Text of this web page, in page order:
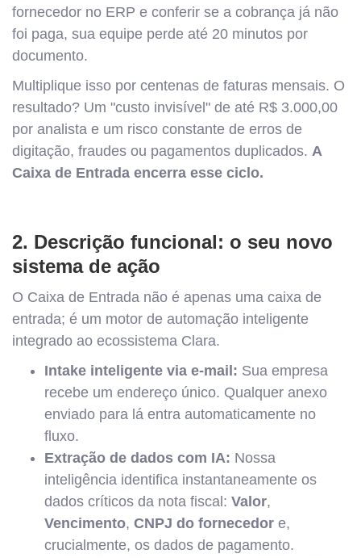
fornecedor no ERP e conferir se a cobrança já não
foi paga, sua equipe perde até 20 minutos por
documento.
Multiplique isso por centenas de faturas mensais. O
resultado? Um "custo invisível" de até R$ 3.000,00
por analista e um risco constante de erros de
digitação, fraudes ou pagamentos duplicados. A
Caixa de Entrada encerra esse ciclo.
2. Descrição funcional: o seu novo
sistema de ação
O Caixa de Entrada não é apenas uma caixa de
entrada; é um motor de automação inteligente
integrado ao ecossistema Clara.
Intake inteligente via e-mail: Sua empresa
recebe um endereço único. Qualquer anexo
enviado para lá entra automaticamente no
fluxo.
Extração de dados com IA: Nossa
inteligência identifica instantaneamente os
dados críticos da nota fiscal: Valor,
Vencimento, CNPJ do fornecedor e,
crucialmente, os dados de pagamento.